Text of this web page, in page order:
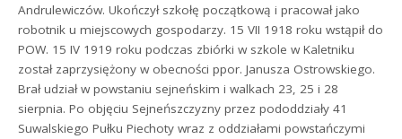
Andrulewiczów. Ukończył szkołę początkową i pracował jako
robotnik u miejscowych gospodarzy. 15 VII 1918 roku wstąpił do
POW. 15 IV 1919 roku podczas zbiórki w szkole w Kaletniku
został zaprzysiężony w obecności ppor. Janusza Ostrowskiego.
Brał udział w powstaniu sejneńskim i walkach 23, 25 i 28
sierpnia. Po objęciu Sejneńszczyzny przez pododdziały 41
Suwalskiego Pułku Piechoty wraz z oddziałami powstańczymi